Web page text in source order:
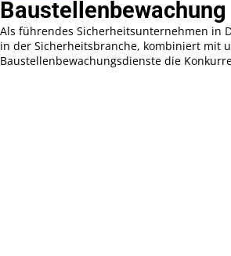
Baustellenbewachung
Als führendes Sicherheitsunternehmen in
in der Sicherheitsbranche, kombiniert mit
Baustellenbewachungsdienste die